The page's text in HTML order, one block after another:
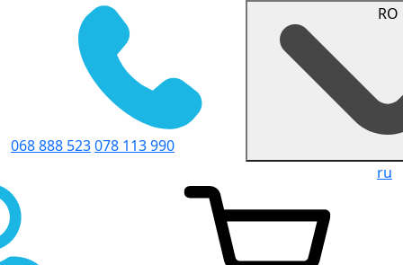
068 888 523078 113 990
ru